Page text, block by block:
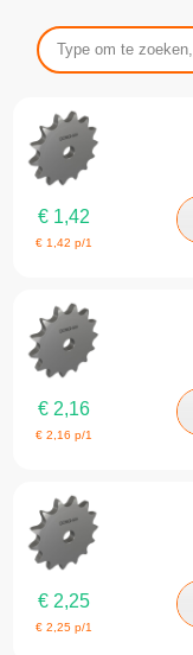
€ 1,42
€ 1,42 p/1
€ 2,16
€2,16 p/1
€ 2,25
€2,25 p/1